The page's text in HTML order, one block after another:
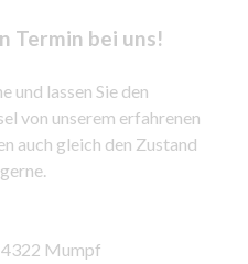
Termin bei uns!
und lassen Sie den
von unserem erfahrenen
auch gleich den Zustand
4322 Mumpf